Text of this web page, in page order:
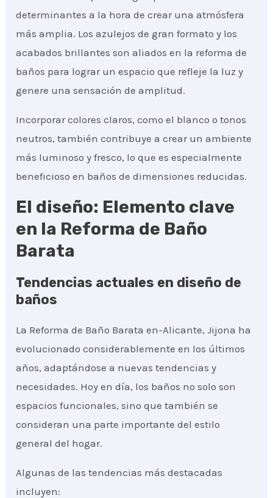
determinantes a la hora de crear una atmósfera
más amplia. Los azulejos de gran formato y los
acabados brillantes son aliados en la reforma de
baños para lograr un espacio que refleje la luz y
genere una sensación de amplitud.
Incorporar colores claros, como el blanco o tonos
neutros, también contribuye a crear un ambiente
más luminoso y fresco, lo que es especialmente
beneficioso en baños de dimensiones reducidas.
El diseño: Elemento clave
en la Reforma de Baño
Barata
Tendencias actuales en diseño de
baños
La Reforma de Baño Barata en-Alicante, Jijona ha
evolucionado considerablemente en los últimos
años, adaptándose a nuevas tendencias y
necesidades. Hoy en día, los baños no solo son
espacios funcionales, sino que también se
consideran una parte importante del estilo
general del hogar.
Algunas de las tendencias más destacadas
incluyen: